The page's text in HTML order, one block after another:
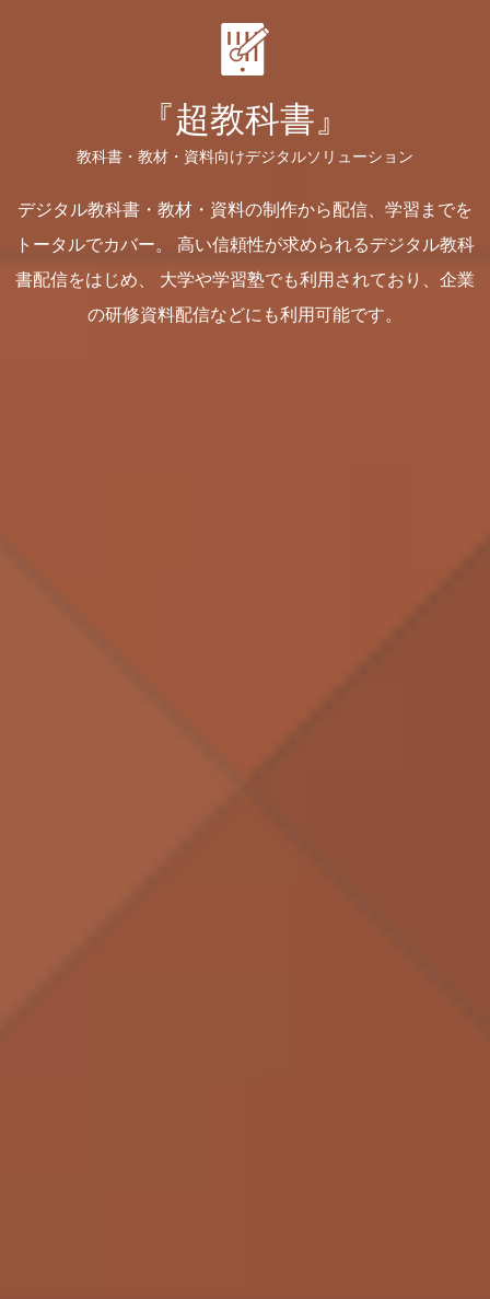
『超教科書』
教科書・教材・資料向けデジタルソリューション
デジタル教科書・教材・資料の制作から配信、学習までを
トータルでカバー。
高い信頼性が求められるデジタル教科
書配信をはじめ、
大学や学習塾でも利用されており、企業
の研修資料配信などにも利用可能です。